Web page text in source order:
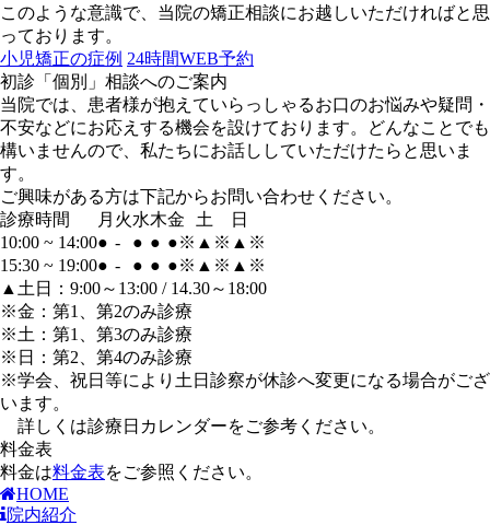
このような意識で、当院の矯正相談にお越しいただければと思
っております。
小児矯正の症例 24時間WEB予約
初診「個別」相談へのご案内
当院では、患者様が抱えていらっしゃるお口のお悩みや疑問・
不安などにお応えする機会を設けております。どんなことでも
構いませんので、私たちにお話ししていただけたらと思いま
す。
ご興味がある方は下記からお問い合わせください。
診療時間
月 火水木金 土
日
10:00 ~ 14:00● - ● ● ●※ ▲ ※ ▲ ※
15:30 ~ 19:00● - ● ● ●※ ▲ ※ ▲ ※
▲土日：9:00～13:00 / 14.30～18:00
※金：第1、第2のみ診療
※土：第1、第3のみ診療
※日：第2、第4のみ診療
※学会、祝日等により土日診察が休診へ変更になる場合がござ
います。
詳しくは診療日カレンダーをご参考ください。
料金表
料金は料金表をご参照ください。
HOME
院内紹介